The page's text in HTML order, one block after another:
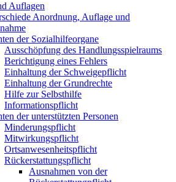
Auflagen
Anordnung, Auflage und
der Sozialhilfeorgane
Ausschöpfung des Handlungsspielraums
Berichtigung eines Fehlers
Einhaltung der Schweigepflicht
Einhaltung der Grundrechte
Hilfe zur Selbsthilfe
Informationspflicht
der unterstützten Personen
Minderungspflicht
Mitwirkungspflicht
Ortsanwesenheitspflicht
Rückerstattungspflicht
Ausnahmen von der